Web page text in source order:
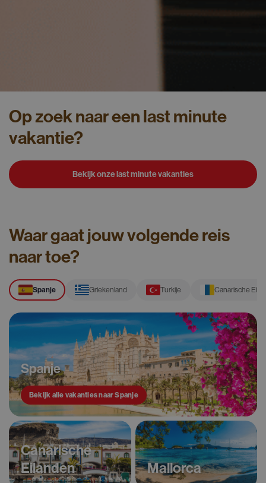
Op zoek naar een last minute
vakantie?
Bekijk onze last minute vakanties
Waar gaat jouw volgende reis
naar toe?
Spanje Griekenland Turkije Canarische
Spanje
Bekijk alle vakanties naar Spanje
Canarische
Eilanden
Mallorca